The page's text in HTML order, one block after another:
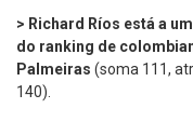
> Richard Ríos está a
do ranking de
Palmeiras (soma 111,
140).